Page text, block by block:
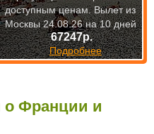
о Франции и
67247р.
Подробнее
доступнымценам. Вылет из
Москвы 24.08.26 на 10 дней